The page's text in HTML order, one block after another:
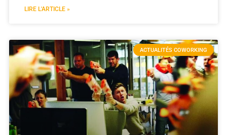
LIRE L'ARTICLE »
ACTUALITÉS COWORKING